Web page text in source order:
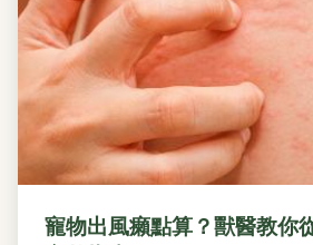
寵物出風癩點算？獸醫教你